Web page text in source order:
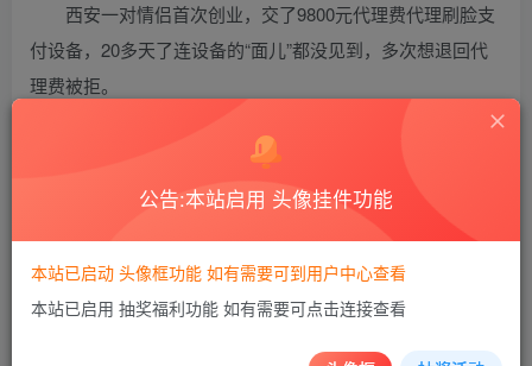
西安一对情侣首次创业，交了9800元代理费代理刷脸支
付设备，20多天了连设备的“面儿”都没见到，多次想退回代
理费被拒。
对此，设备商叶先生表示：“整个行业都缺货，得提
前20天预订、抢货才行，公司有货就会把承诺的设备送给他
至于当事人万先生提出的退还代理费一事，设备商
叶先生表示不可能。“9800元不仅是代理费，还包括相关的培
训费等。按照公司规章制度是不可能退费的。”
公告:本站启用 头像挂件功能
本站已启动 头像框功能 如有需要可到用户中心查看
本站已启用 抽奖福利功能 如有需要可点击连接查看